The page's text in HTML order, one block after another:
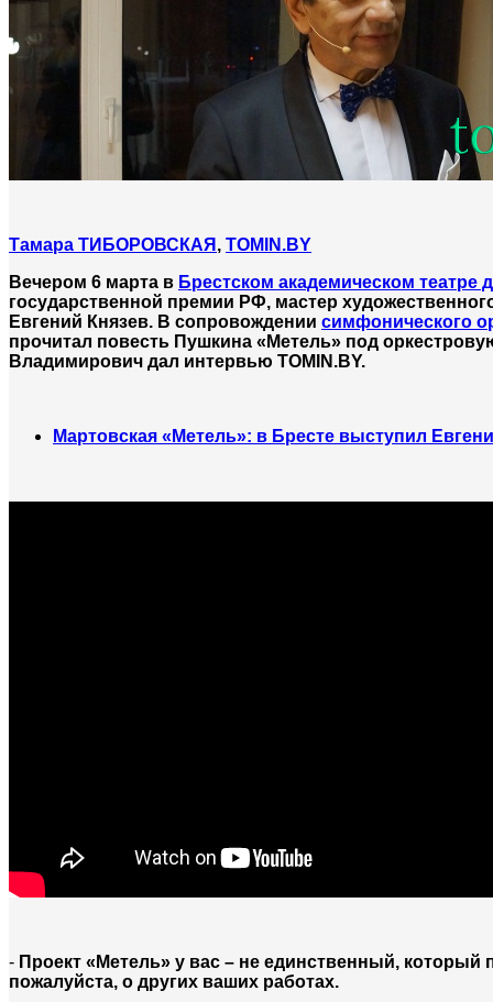
Тамара ТИБОРОВСКАЯ , TOMIN.BY
Вечером 6 марта в Брестском академическом театре
государственной премии РФ, мастер
Евгений Князев. В сопровождении симфонического
прочитал повесть Пушкина «Метель» под
Владимирович дал интервью TOMIN.BY.
Мартовская «Метель»: в Бресте выступил
- Проект «Метель» у вас – не единственный,
пожалуйста, о других ваших работах.